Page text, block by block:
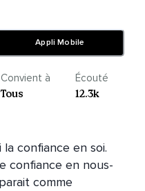
Appli Mobile
Convient à
Tous
Écouté
12.3k
la confiance en soi.
confiance en nous-
comme